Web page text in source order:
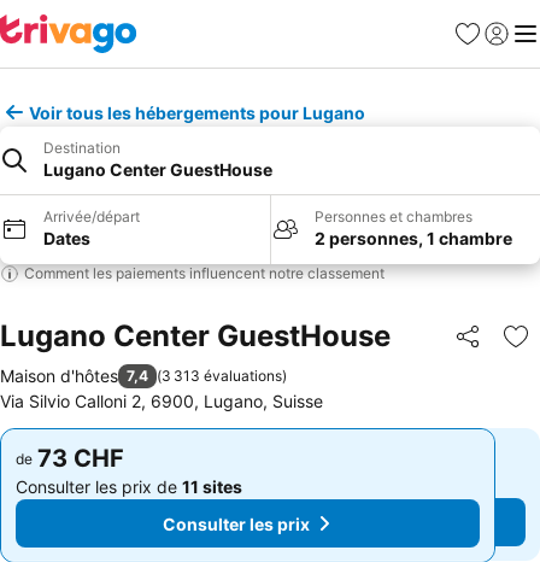
Favoris
Se
Voir tous les hébergements pour Lugano
Destination
Lugano Center GuestHouse
Arrivée/départ
Dates
Personnes et chambres
2 personnes, 1 chambre
Comment les paiements influencent notre classement
Lugano Center GuestHouse Partager
Maison d'hôtes 7,4 (3 313 évaluations)
Via Silvio Calloni 2, 6900, Lugano, Suisse
de 73 CHF
Consulter les prix de 11 sites
Consulter les prix
de 73 CHF
Consulter les prix de 11 sites
Consulter les prix